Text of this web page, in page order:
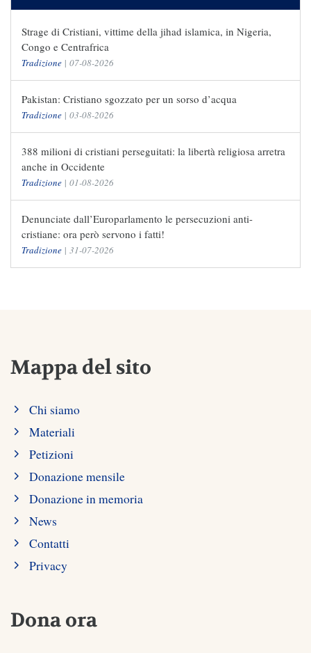
Strage di Cristiani, vittime della jihad islamica, in Nigeria,
Congo e Centrafrica
Tradizione | 07-08-2026
Pakistan: Cristiano sgozzato per un sorso d’acqua
Tradizione | 03-08-2026
388 milioni di cristiani perseguitati: la libertà religiosa arretra
anche in Occidente
Tradizione | 01-08-2026
Denunciate dall’Europarlamento le persecuzioni anti-
cristiane: ora però servono i fatti!
Tradizione | 31-07-2026
Mappa del sito
Chi siamo
Materiali
Petizioni
Donazione mensile
Donazione in memoria
News
Contatti
Privacy
Dona ora